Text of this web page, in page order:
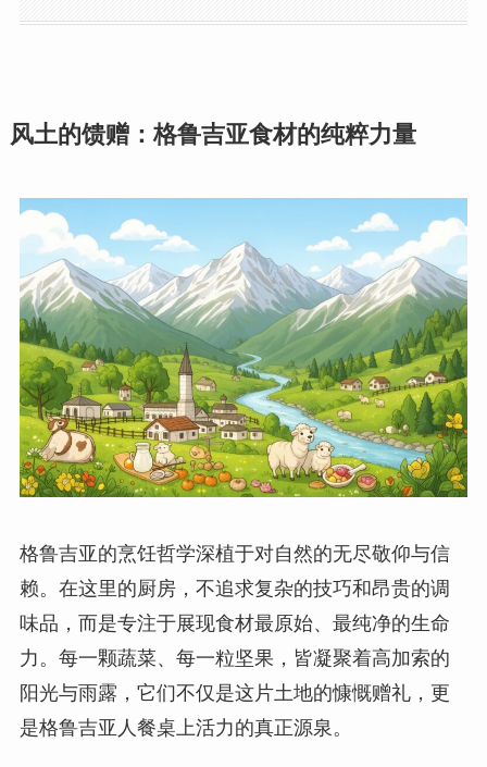
风土的馈赠：格鲁吉亚食材的纯粹力量
格鲁吉亚的烹饪哲学深植于对自然的无尽敬仰与信
赖。在这里的厨房，不追求复杂的技巧和昂贵的调
味品，而是专注于展现食材最原始、最纯净的生命
力。每一颗蔬菜、每一粒坚果，皆凝聚着高加索的
阳光与雨露，它们不仅是这片土地的慷慨赠礼，更
是格鲁吉亚人餐桌上活力的真正源泉。